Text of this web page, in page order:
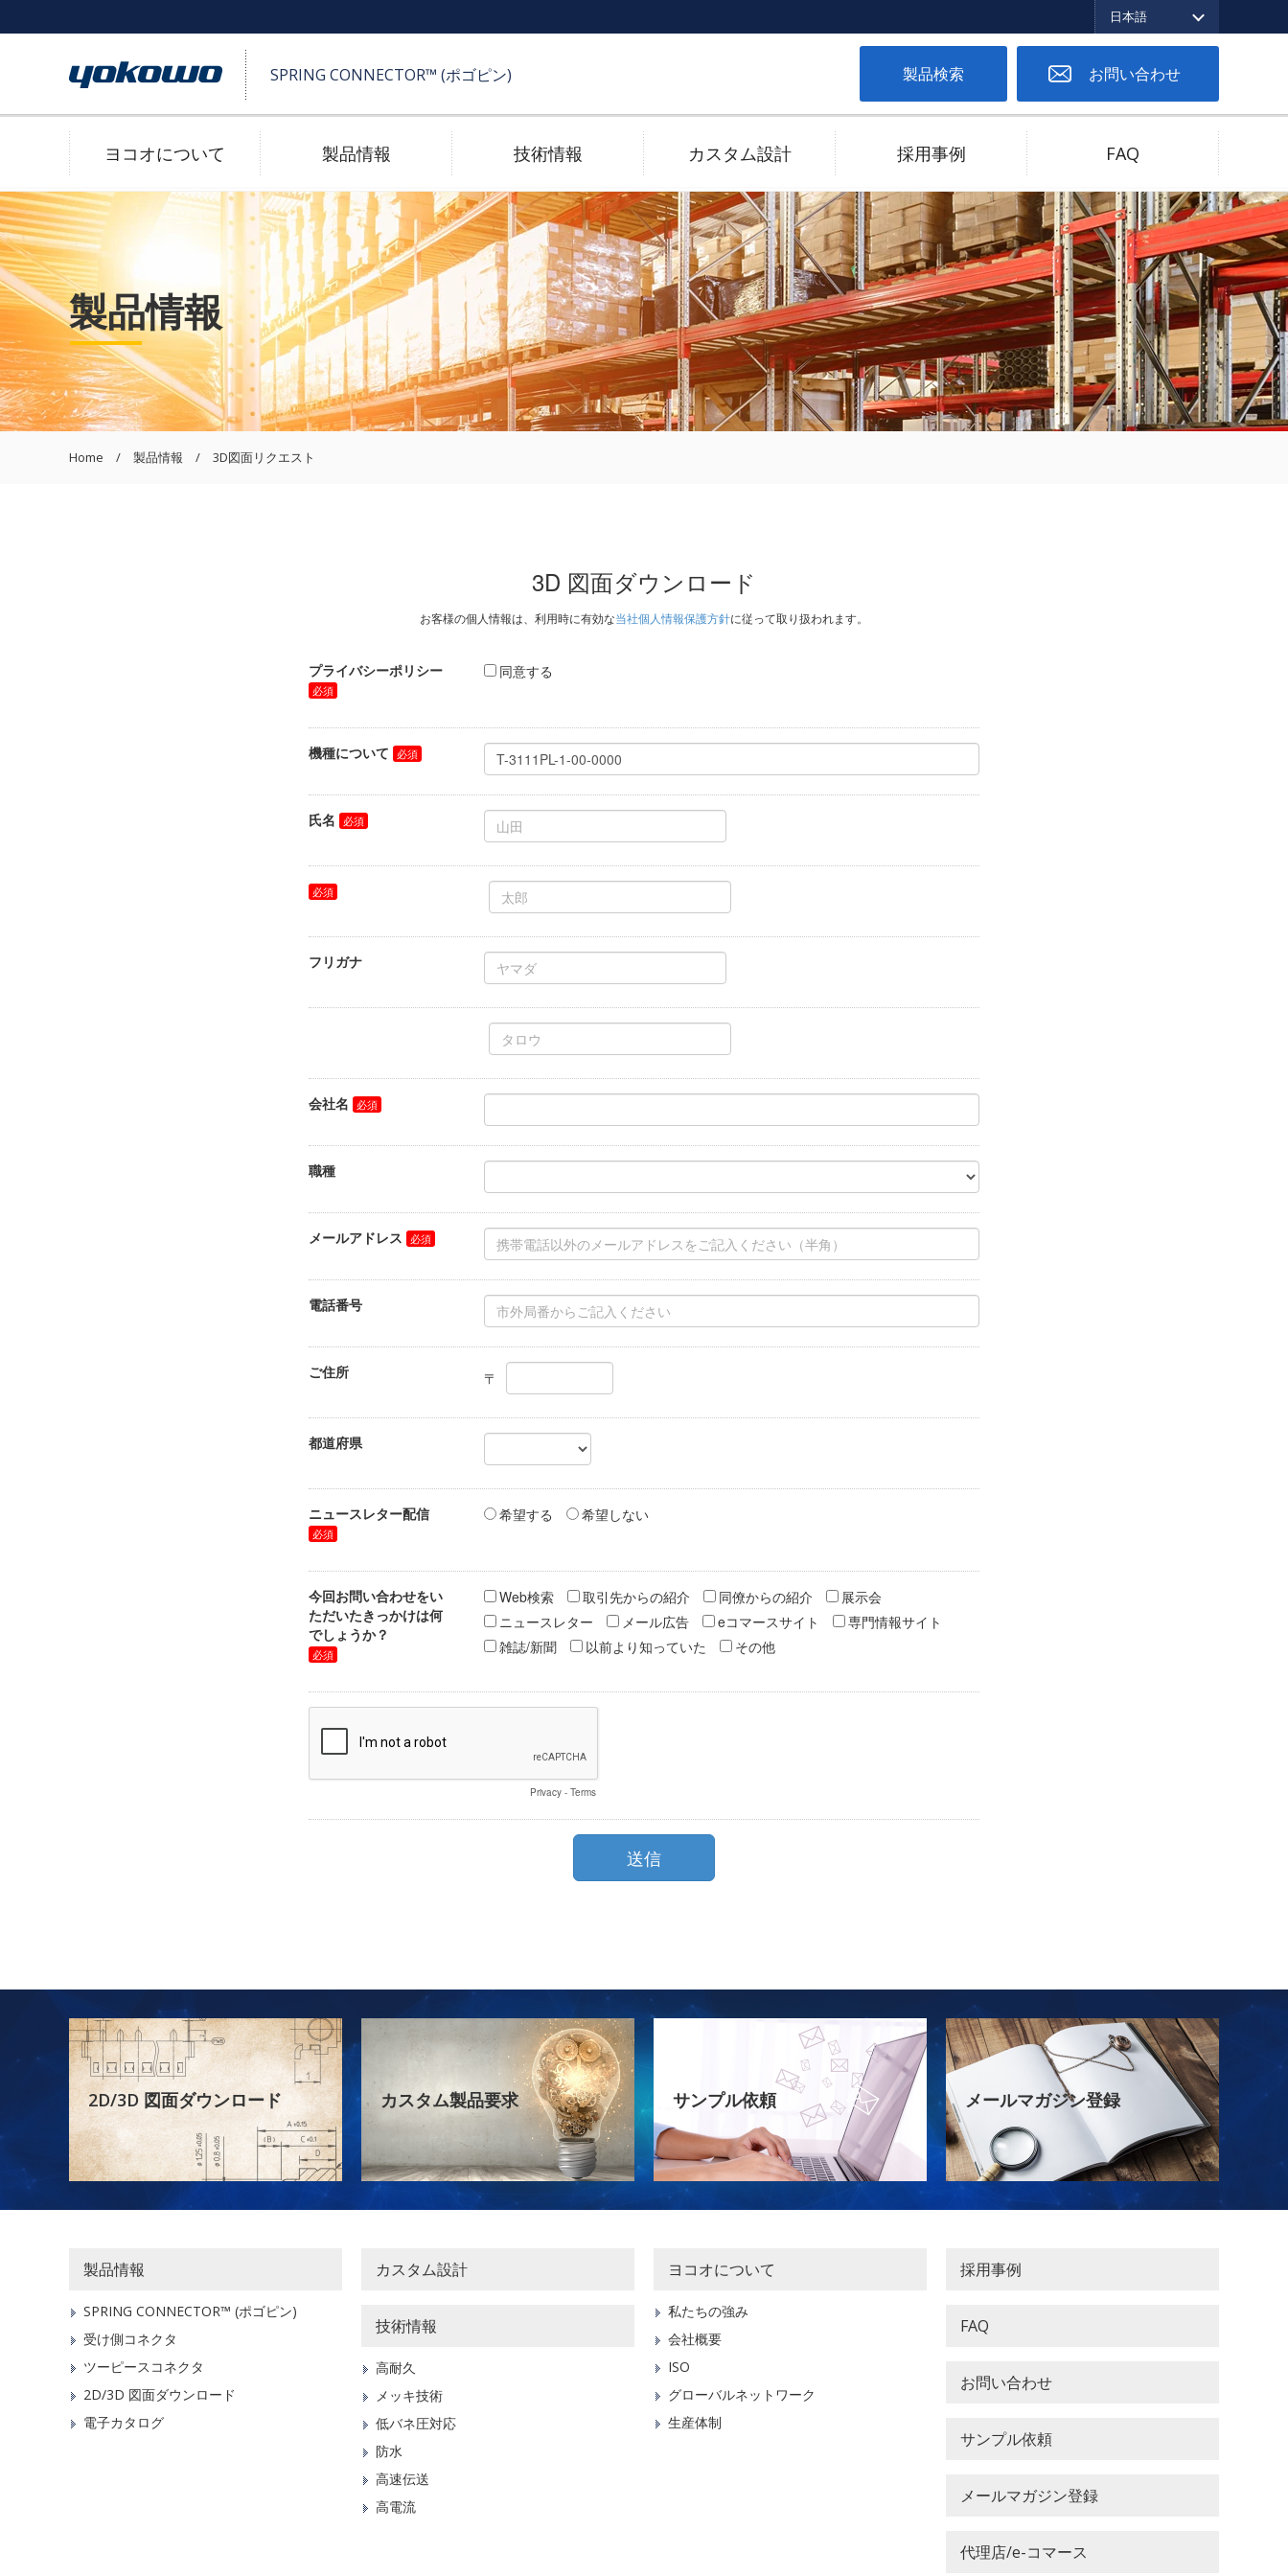
SPRING CONNECTOR™ (ポゴピン)
日本語
English
繁体中文
日本語
製品検索 お問い合わせ
ヨコオについて 製品情報
SPRING CONNECTOR™ (ポゴピン) 受け側コネクタ ツーピースコネクタ
2D/3D 図面ダウンロード 電子カタログ
技術情報
高耐久 メッキ技術 低バネ圧対応
防水 高速伝送 高電流
カスタム設計 採用事例 FAQ
製品情報
Home 製品情報 3D図面リクエスト
2D/3D 図面ダウンロード カスタム製品要求 サンプル依頼 メールマガジン登録
製品情報
SPRING CONNECTOR™ (ポゴピン)
受け側コネクタ
ツーピースコネクタ
2D/3D 図面ダウンロード
電子カタログ
カスタム設計
技術情報
高耐久
メッキ技術
低バネ圧対応
防水
高速伝送
高電流
ヨコオについて
私たちの強み
会社概要
ISO
グローバルネットワーク
生産体制
採用事例
FAQ
お問い合わせ
サンプル依頼
メールマガジン登録
代理店/e-コマース